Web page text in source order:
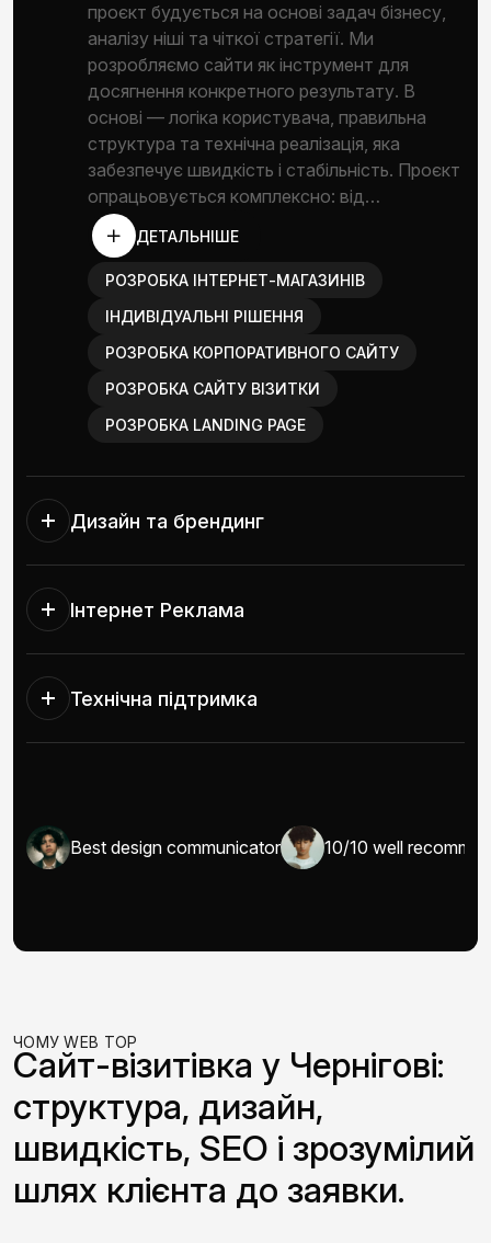
проєкт будується на основі задач бізнесу,
аналізу ніші та чіткої стратегії. Ми
розробляємо сайти як інструмент для
досягнення конкретного результату. В
основі — логіка користувача, правильна
структура та технічна реалізація, яка
забезпечує швидкість і стабільність. Проєкт
опрацьовується комплексно: від…
ДЕТАЛЬНІШЕ
РОЗРОБКА ІНТЕРНЕТ-МАГАЗИНІВ
ІНДИВІДУАЛЬНІ РІШЕННЯ
РОЗРОБКА КОРПОРАТИВНОГО САЙТУ
РОЗРОБКА САЙТУ ВІЗИТКИ
РОЗРОБКА LANDING PAGE
Дизайн та брендинг
Інтернет Реклама
Технічна підтримка
Best design communicator 10/10 well
ЧОМУ WEB TOP
Сайт-візитівка у Чернігові:
структура, дизайн,
швидкість, SEO і зрозумілий
шлях клієнта до заявки.